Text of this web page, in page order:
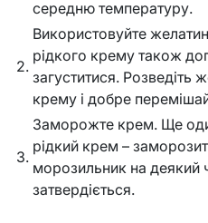
середню температуру.
2.
Використовуйте
рідкого крему також
загуститися. Розведіть
крему і добре
3.
Заморожте крем. Ще
рідкий крем –
морозильник на деякий
затвердіється.